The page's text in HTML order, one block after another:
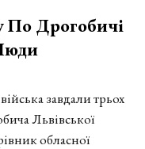
По Дрогобичі
завдали трьох
Львівської
обласної